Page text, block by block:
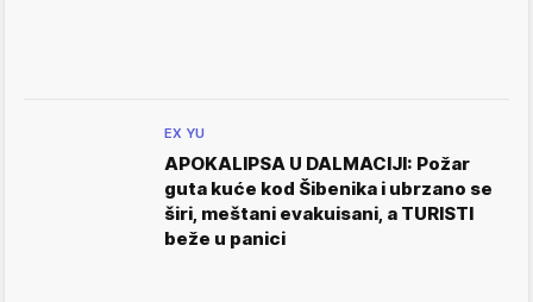
EX YU
APOKALIPSA U DALMACIJI: Požar
guta kuće kod Šibenika i ubrzano se
širi, meštani evakuisani, a TURISTI
beže u panici